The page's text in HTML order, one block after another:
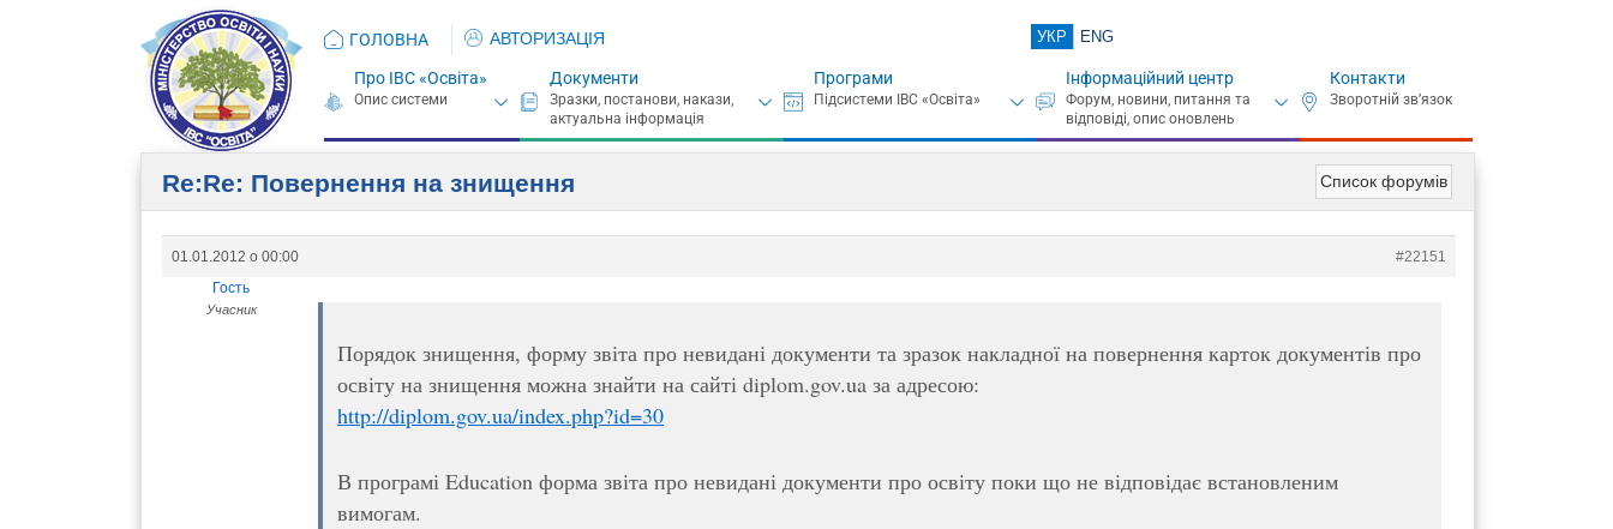
ГОЛОВНА АВТОРИЗАЦІЯ УКР ENG
Про ІВС «Освіта» Документи Програми Інформаційний центр Контакти
Список форумів
Re:Re: Повернення на знищення
01.01.2012 о 00:00
#22151
Гость
Учасник
Порядок знищення, форму звіта про невидані документи та зразок накладної на повернення карток документів про
освіту на знищення можна знайти на сайті diplom.gov.ua за адресою:
http://diplom.gov.ua/index.php?id=30
В програмі Education форма звіта про невидані документи про освіту поки що не відповідає встановленим
вимогам.